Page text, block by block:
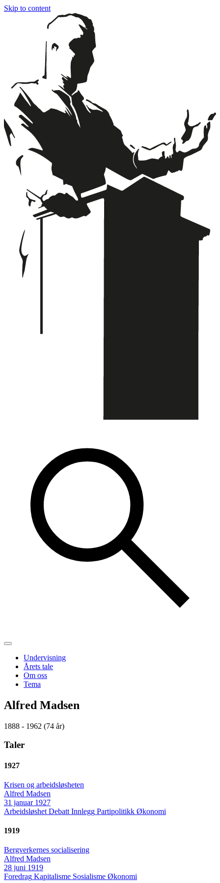
Skip to content
Undervisning
Årets tale
Om oss
Tema
Alfred Madsen
1888 - 1962 (74 år)
Taler
1927
Krisen og arbeidsløsheten
Alfred Madsen
31 januar 1927
Arbeidsløshet Debatt Innlegg Partipolitikk Økonomi
1919
Bergverkernes socialisering
Alfred Madsen
28 juni 1919
Foredrag Kapitalisme Sosialisme Økonomi